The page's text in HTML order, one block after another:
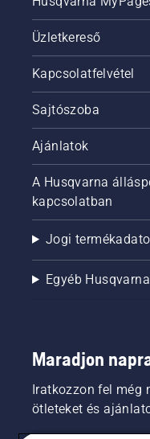
Üzletkereső
Kapcsolatfelvétel
Sajtószoba
Ajánlatok
A Husqvarna
kapcsolatban
Jogi
Egyéb
Maradjon
Iratkozzon fel még
ötleteket és